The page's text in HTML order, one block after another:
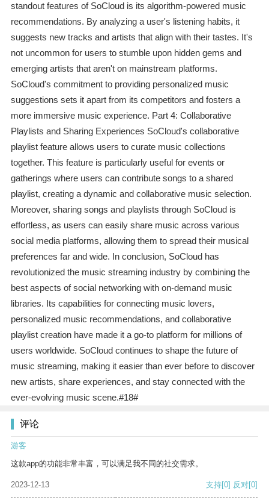
standout features of SoCloud is its algorithm-powered music
recommendations. By analyzing a user's listening habits, it
suggests new tracks and artists that align with their tastes. It's
not uncommon for users to stumble upon hidden gems and
emerging artists that aren't on mainstream platforms.
SoCloud's commitment to providing personalized music
suggestions sets it apart from its competitors and fosters a
more immersive music experience. Part 4: Collaborative
Playlists and Sharing Experiences SoCloud's collaborative
playlist feature allows users to curate music collections
together. This feature is particularly useful for events or
gatherings where users can contribute songs to a shared
playlist, creating a dynamic and collaborative music selection.
Moreover, sharing songs and playlists through SoCloud is
effortless, as users can easily share music across various
social media platforms, allowing them to spread their musical
preferences far and wide. In conclusion, SoCloud has
revolutionized the music streaming industry by combining the
best aspects of social networking with on-demand music
libraries. Its capabilities for connecting music lovers,
personalized music recommendations, and collaborative
playlist creation have made it a go-to platform for millions of
users worldwide. SoCloud continues to shape the future of
music streaming, making it easier than ever before to discover
new artists, share experiences, and stay connected with the
ever-evolving music scene.#18#
评论
游客
这款app的功能非常丰富，可以满足我不同的社交需求。
2023-12-13 支持[0] 反对[0]